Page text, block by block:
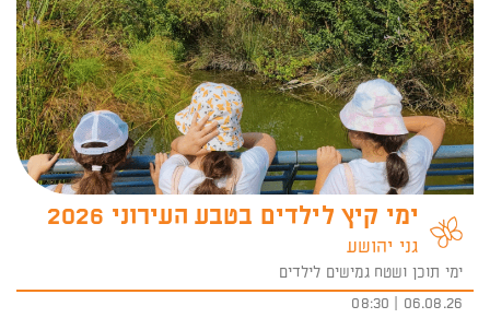
ימי קיץ לילדים בטבע העירוני 2026
גני יהושע
ימי תוכן ושטח גמישים לילדים
06.08.26 | 08:30